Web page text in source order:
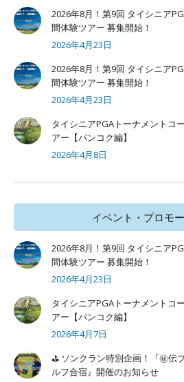
2026年8月！第9回 タイシニア
間体験ツアー 募集開始！
2026年4月23日
2026年8月！第9回 タイシニア
間体験ツアー 募集開始！
2026年4月23日
タイシニアPGAトーナメントコ
アー【バンコク編】
2026年4月8日
イベント・プロモ
2026年8月！第9回 タイシニア
間体験ツアー 募集開始！
2026年4月23日
タイシニアPGAトーナメントコ
アー【バンコク編】
2026年4月7日
⛳ ソンクラン特別企画！『㊙️伝
ルフ合宿』開催のお知らせ